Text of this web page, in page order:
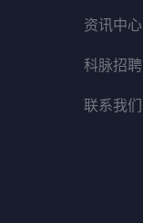
资讯中心
科脉招聘
联系我们